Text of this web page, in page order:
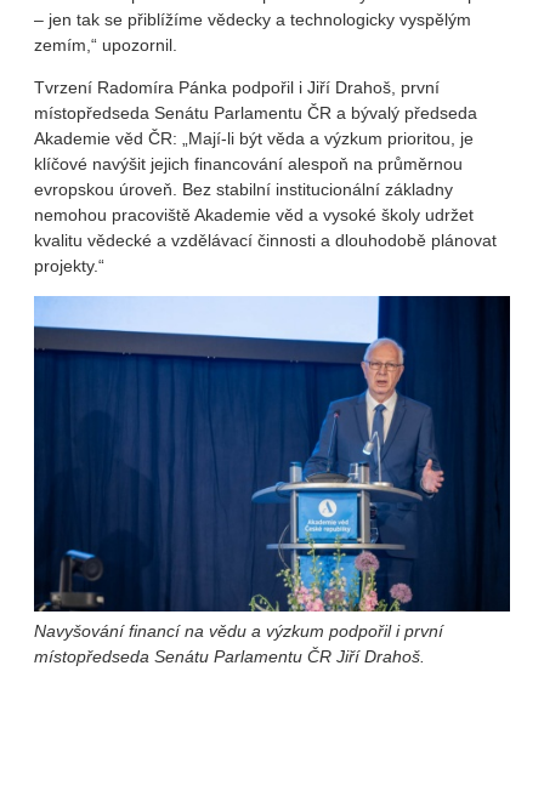
– jen tak se přiblížíme vědecky a technologicky vyspělým
zemím,“ upozornil.
Tvrzení Radomíra Pánka podpořil i Jiří Drahoš, první
místopředseda Senátu Parlamentu ČR a bývalý předseda
Akademie věd ČR: „Mají-li být věda a výzkum prioritou, je
klíčové navýšit jejich financování alespoň na průměrnou
evropskou úroveň. Bez stabilní institucionální základny
nemohou pracoviště Akademie věd a vysoké školy udržet
kvalitu vědecké a vzdělávací činnosti a dlouhodobě plánovat
projekty.“
Navyšování financí na vědu a výzkum podpořil i první
místopředseda Senátu Parlamentu ČR Jiří Drahoš.